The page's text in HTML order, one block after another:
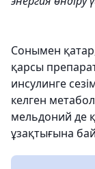
Сонымен
қарсы
инсулинге
келген
мельдоний де
ұзақтығына